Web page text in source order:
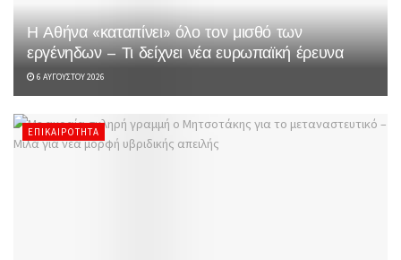
Η Αθήνα «καταπίνει» όλο τον μισθό των
εργένηδων – Τι δείχνει νέα ευρωπαϊκή έρευνα
6 ΑΥΓΟΎΣΤΟΥ 2026
ΕΠΙΚΑΙΡΌΤΗΤΑ